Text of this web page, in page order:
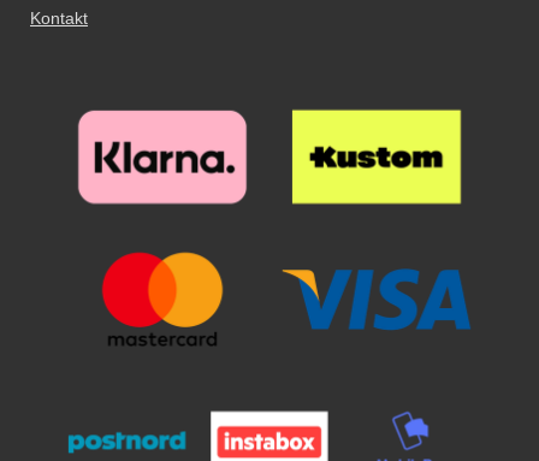
Kontakt